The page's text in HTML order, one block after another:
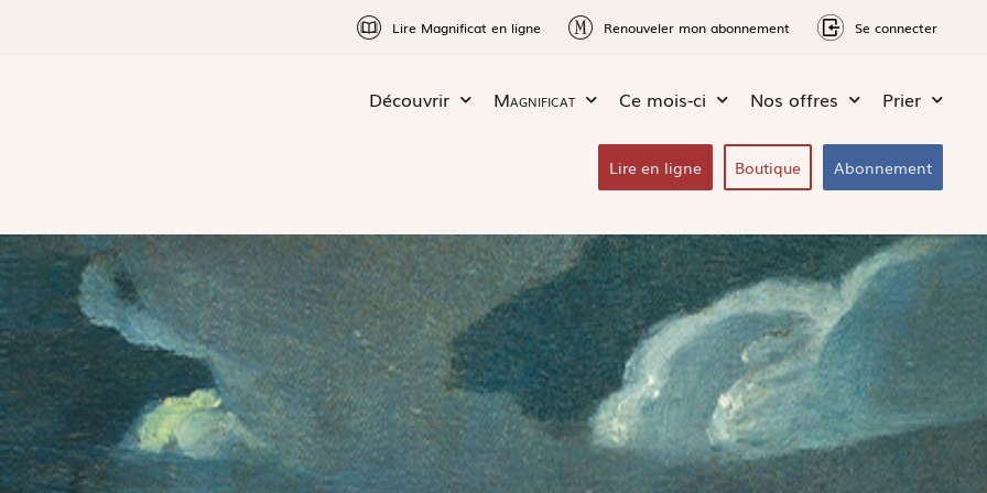
Lire Magnificat en ligne Renouveler mon abonnement Se connecter
Découvrir Magnificat Ce mois-ci Nos offres Prier
Lire en ligne Boutique Abonnement